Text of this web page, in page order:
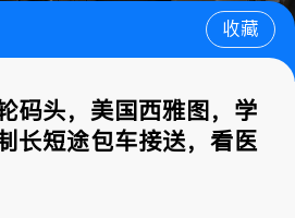
收藏
码头，美国西雅图，学
长短途包车接送，看医